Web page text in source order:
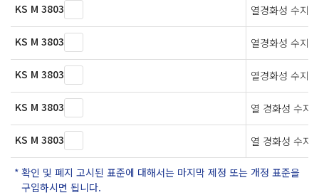
KS M 3803 열경화성 수지
KS M 3803 열경화성 수지
KS M 3803 열경화성 수지
KS M 3803 열 경화성 수지
KS M 3803 열 경화성 수지
확인 및 폐지 고시된 표준에 대해서는 마지막 제정 또는 개정 표준을
구입하시면 됩니다.